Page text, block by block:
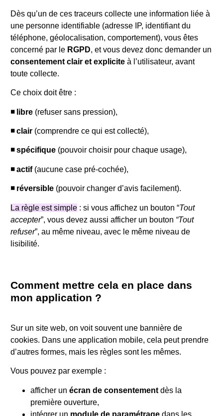
Dès qu’un de ces traceurs collecte une information liée à
une personne identifiable (adresse IP, identifiant du
téléphone, géolocalisation, comportement), vous êtes
concerné par le RGPD, et vous devez donc demander un
consentement clair et explicite à l’utilisateur, avant
toute collecte.
Ce choix doit être :
◾️ libre (refuser sans pression),
◾️ clair (comprendre ce qui est collecté),
◾️ spécifique (pouvoir choisir pour chaque usage),
◾️ actif(aucune case pré-cochée),
◾️ réversible (pouvoir changer d’avis facilement).
La règle est simple : si vous affichez un bouton “Tout
accepter”, vous devez aussi afficher un bouton “Tout
refuser”, au même niveau, avec le même niveau de
lisibilité.
Comment mettre cela en place dans
mon application ?
Sur un site web, on voit souvent une bannière de
cookies. Dans une application mobile, cela peut prendre
d’autres formes, mais les règles sont les mêmes.
Vous pouvez par exemple :
afficher un écran de consentement dès la
première ouverture,
intégrer un module de paramétrage dans les